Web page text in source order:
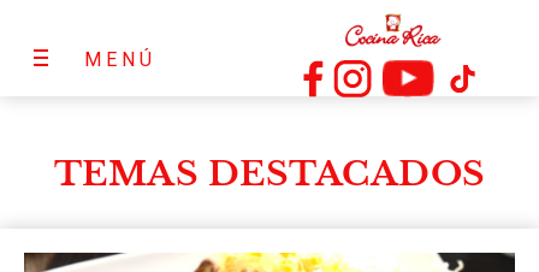
MENÚ
TEMAS DESTACADOS